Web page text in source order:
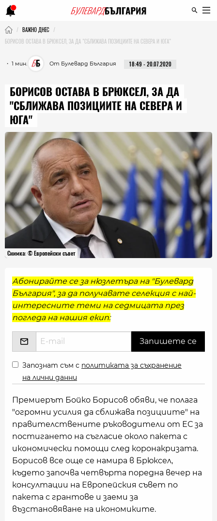
ВАЖНО ДНЕС
БОРИСОВ ОСТАВА В БРЮКСЕЛ, ЗА ДА "СБЛИЖАВА ПОЗИЦИИТЕ НА СЕВЕРА И ЮГА"
・ 1 мин. От Булевард България 18:49 - 20.07.2020
БОРИСОВ ОСТАВА В БРЮКСЕЛ, ЗА ДА
"СБЛИЖАВА ПОЗИЦИИТЕ НА СЕВЕРА И
ЮГА"
Снимка: © Европейски съвет
Абонирайте се за нюзлетъра на "Булевард
България", за да получавате селекция с най-
интересните теми на седмицата през
погледа на нашия екип:
Запознат съм с политиката за съхранение
на лични данни
Премиерът Бойко Борисов обяви, че полага
"огромни усилия да сближава позициите" на
правителствените ръководители от ЕС за
постигането на съгласие около пакета с
икономически помощи след коронакризата.
Борисов все още се намира в Брюксел,
където започва четвърта поредна вечер на
консултации на Европейския съвет по
пакета с грантове и заеми за
възстановяване на икономиките.